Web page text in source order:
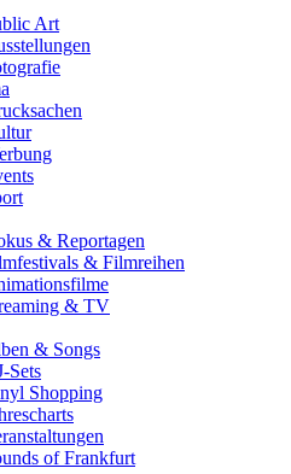
Art
& Reportagen
& Filmreihen
& TV
& Songs
Sets
Shopping
of Frankfurt